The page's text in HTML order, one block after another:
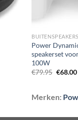
BUITENSPEAKERS
Power
speakerset
100W
€79.95 €68.00
Merken: